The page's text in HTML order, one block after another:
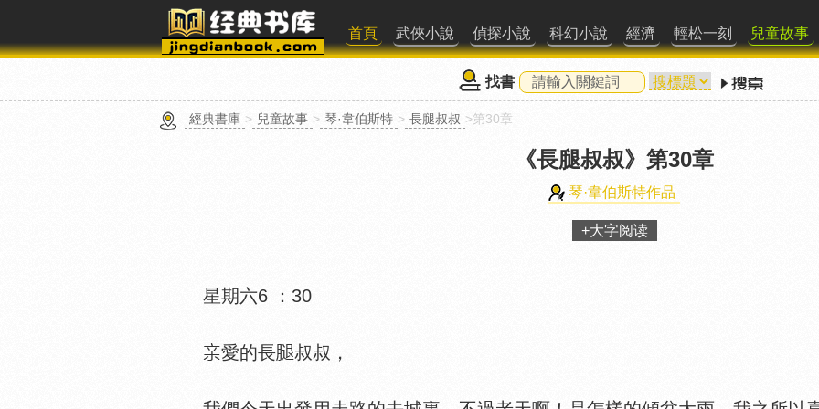
首頁 武俠小說 偵探小說 科幻小說 經濟 輕松一刻 兒童故事
找書
經典書庫 > 兒童故事 > 琴·韋伯斯特 > 長腿叔叔 >第30章
《長腿叔叔》 第30章
琴·韋伯斯特作品
+大字阅读
星期六6 ：30
愛的長 叔叔，